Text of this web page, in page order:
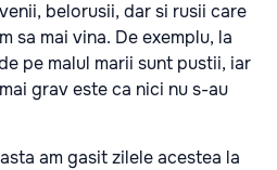
belorusii, dar si rusii care
sa mai vina. De exemplu, la
pe malul marii sunt pustii, iar
grav este ca nici nu s-au
am gasit zilele acestea la